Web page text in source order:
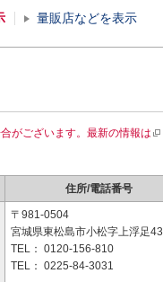
量販店などを表示
がございます。最新の情報は
住所/電話番号
〒981-0504
宮城県東松島市小松字上浮足43
TEL： 0120-156-810
TEL： 0225-84-3031